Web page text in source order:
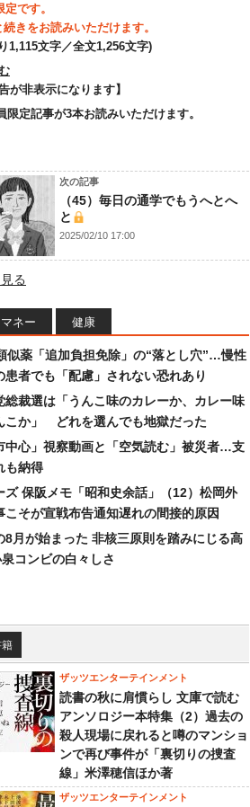
です。
きをお読みいただけます。
1,115文字／全文1,256文字)
が非表示になります】
限定記事が3本お読みいただけます。
次の記事
（45）毎日の通学でもうへとへ
と
2025/02/10 17:00
る
マネー 健康
似薬「追加負担免除」の“落とし穴”…慢性
患者でも「配慮」されない恐れあり
総裁選は「うんこ味のカレーか、カレー味
こか」 どれを選んでも地獄だった
中心」視察動画と「空気読む」被災者…支
も納得
ズ 保阪メモ「昭和史余話」（12）松岡外
こそが宣戦布告通知遅れの間接的原因
8月が始まった 非核三原則を踏みにじる高
コンビの白々しさ
籍
ザッツエンターテインメント
読書の秋に肩慣らし 文庫で読む
アンソロジー本特集（2）過去の
殺人現場に戻れると噂のマンショ
ンで再び事件が「裏切りの捜査
線」米澤穂信ほか著
ザッツエンターテインメント